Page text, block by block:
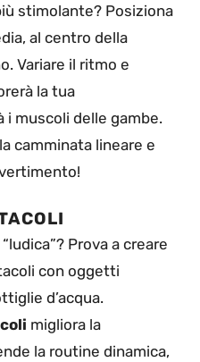
stimolante? Posiziona
al centro della
Variare il ritmo e
la tua
i muscoli delle gambe.
camminata lineare e
Prova a creare
con oggetti
d’acqua.
migliora la
la routine dinamica,